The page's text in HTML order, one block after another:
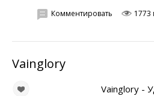
Комментировать 1773
Vainglory
Vainglory -